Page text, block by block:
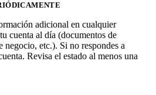
adicional en cualquier
cuenta al día (documentos de
etc.). Si no respondes a
Revisa el estado al menos una